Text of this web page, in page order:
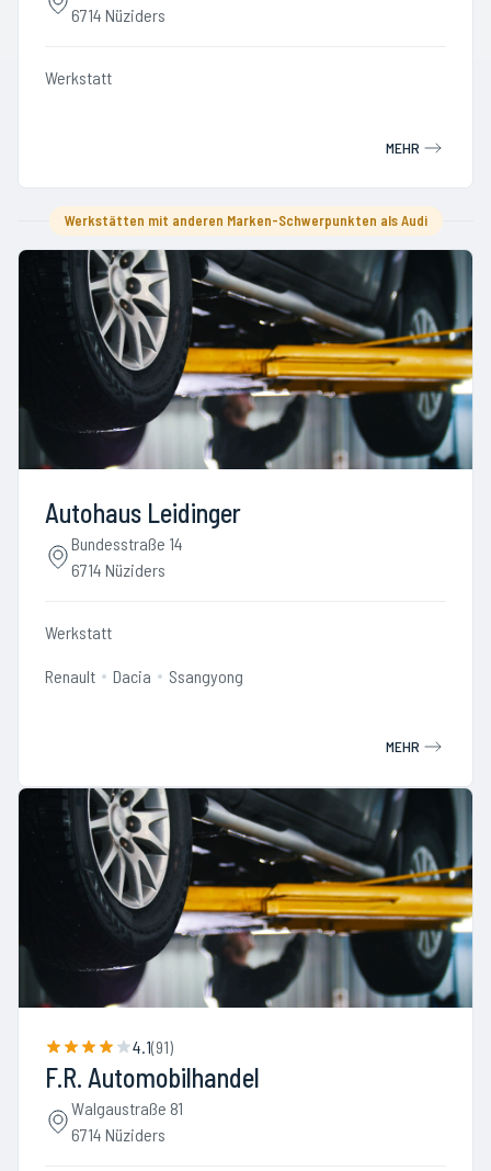
6714 Nüziders
Werkstatt
MEHR
Werkstätten mit anderen Marken-Schwerpunkten als Audi
Autohaus Leidinger
Bundesstraße 14
6714 Nüziders
Werkstatt
Renault Dacia Ssangyong
MEHR
4.1(91)
F.R. Automobilhandel
Walgaustraße 81
6714 Nüziders